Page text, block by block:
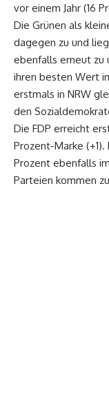
vor einem Jahr (16
Die Grünen als
dagegen zu und
ebenfalls erneut zu
ihren besten Wert
erstmals in NRW
den
Die FDP erreicht
Prozent-Marke
Prozent ebenfalls
Parteien kommen